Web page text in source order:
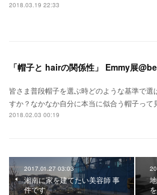
2018.03.19 22:33
皆さま普段帽子を選ぶ時どのような基準で選
すか？なかなか自分に本当に似合う帽子っ
2018.02.03 00:19
2017.01.27 03:03
湘南に家を建てたい美容師 事
件です